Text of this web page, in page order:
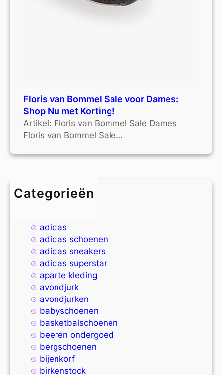
Floris van Bommel Sale voor Dames:
Shop Nu met Korting!
Artikel: Floris van Bommel Sale Dames
Floris van Bommel Sale…
Categorieën
4xl
adidas
adidas schoenen
adidas sneakers
adidas superstar
aparte kleding
avondjurk
avondjurken
babyschoenen
basketbalschoenen
beeren ondergoed
bergschoenen
bijenkorf
birkenstock